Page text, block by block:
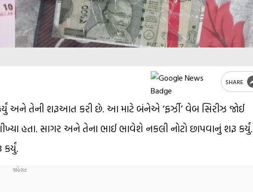
SHARE
અને તેની શરૂઆત કરી છે. આ માટે બંનેએ ‘ફર્ઝી’ વેબ સિરીઝ જોઈ
હતા. સાગર અને તેના ભાઈ ભાવેશે નકલી નોટો છાપવાનું શરૂ કર્યું.